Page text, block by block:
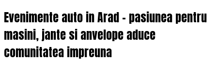
Evenimente auto in Arad – pasiunea pentru
masini, jante si anvelope aduce
comunitatea impreuna